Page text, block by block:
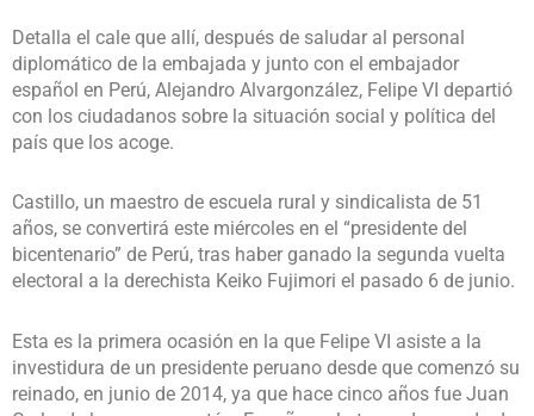
Detalla el cale que allí, después de saludar al personal
diplomático de la embajada y junto con el embajador
español en Perú, Alejandro Alvargonzález, Felipe VI departió
con los ciudadanos sobre la situación social y política del
país que los acoge.
Castillo, un maestro de escuela rural y sindicalista de 51
años, se convertirá este miércoles en el “presidente del
bicentenario” de Perú, tras haber ganado la segunda vuelta
electoral a la derechista Keiko Fujimori el pasado 6 de junio.
Esta es la primera ocasión en la que Felipe VI asiste a la
investidura de un presidente peruano desde que comenzó su
reinado, en junio de 2014, ya que hace cinco años fue Juan